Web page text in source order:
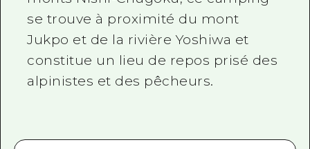
Informations sur le transport en
se trouve à proximité du mont
Jukpo et de la rivière Yoshiwa et
constitue un lieu de repos prisé des
alpinistes et des pêcheurs.